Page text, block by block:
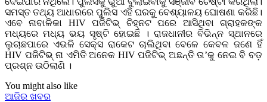
ସମସ୍ତ ତଥ୍ୟ ଆଧାରରେ ପୁଲିସ ଏହି ଘରକୁ ବେଶ୍ୟାଳୟ ଘୋଷଣା କରିଛି।
ଏବେ ନାବାଳିକା HIV ପଜିଟିଭ୍ ଚିହ୍ନଟ ପରେ ଆସିଥିବା ଗ୍ରାହକଙ୍କ
ମଧ୍ୟରେ ମଧ୍ୟ ଭୟ ସୃଷ୍ଟି ହୋଇଛି । ରାଜଧାନୀର ବିଭିନ୍ନ ସ୍ଥାନରେ
ଲୁଚାଛପାରେ ଏଭଳି ସେକ୍ସ ରାକେଟ ଚାଲିଥିବା ବେଳେ କେବଳ ଜଣେ ହିଁ
HIV ପଜିଟିଭ୍ ନା ଏମିତି ଅନେକ HIV ପଜିଟିଭ୍ ଅଛନ୍ତି ତା’କୁ ନେଇ ବି ବଡ଼
ପ୍ରଶ୍ନ ଉଠିଲାଣି ।
You might also like
ଆଜିର ଖବର